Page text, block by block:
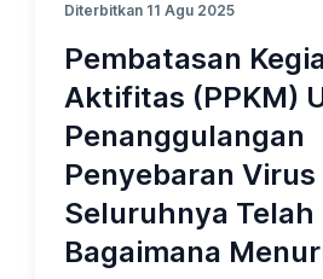
Diterbitkan 11 Agu 2025
Pembatasan
Aktifitas (PPKM)
Penanggulangan
Penyebaran Virus
Seluruhnya Telah
Bagaimana